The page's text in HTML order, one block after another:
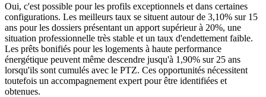
Oui, c'est possible pour les profils exceptionnels et dans certaines
configurations. Les meilleurs taux se situent autour de 3,10% sur 15
ans pour les dossiers présentant un apport supérieur à 20%, une
situation professionnelle très stable et un taux d'endettement faible.
Les prêts bonifiés pour les logements à haute performance
énergétique peuvent même descendre jusqu'à 1,90% sur 25 ans
lorsqu'ils sont cumulés avec le PTZ. Ces opportunités nécessitent
toutefois un accompagnement expert pour être identifiées et
obtenues.